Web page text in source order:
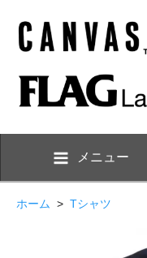
メニュー
ホーム > Tシャツ